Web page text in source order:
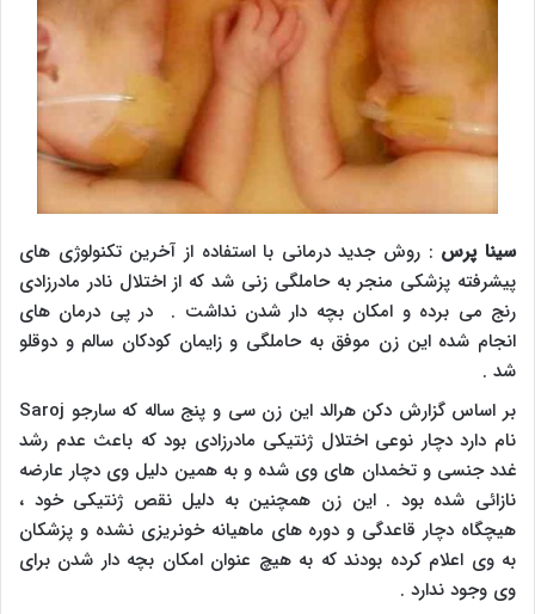
سینا پرس : روش جدید درمانی با استفاده از آخرین تکنولوژی های
پیشرفته پزشکی منجر به حاملگی زنی شد که از اختلال نادر مادرزادی
رنج می برده و امکان بچه دار شدن نداشت . در پی درمان های
انجام شده این زن موفق به حاملگی و زایمان کودکان سالم و دوقلو
شد .
بر اساس گزارش دکن هرالد این زن سی و پنج ساله که سارجو Saroj
نام دارد دچار نوعی اختلال ژنتیکی مادرزادی بود که باعث عدم رشد
غدد جنسی و تخمدان های وی شده و به همین دلیل وی دچار عارضه
نازائی شده بود . این زن همچنین به دلیل نقص ژنتیکی خود ،
هیچگاه دچار قاعدگی و دوره های ماهیانه خونریزی نشده و پزشکان
به وی اعلام کرده بودند که به هیچ عنوان امکان بچه دار شدن برای
وی وجود ندارد .